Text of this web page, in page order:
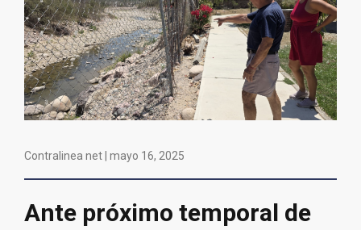
Contralinea net | mayo 16, 2025
Ante próximo temporal de